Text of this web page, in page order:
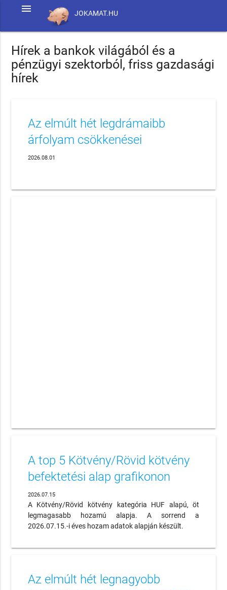
JOKAMAT.HU
menu
Hírek a bankok világából és a
pénzügyi szektorból, friss gazdasági
hírek
Az elmúlt hét legdrámaibb
árfolyam csökkenései
2026.08.01
A top 5 Kötvény/Rövid kötvény
befektetési alap grafikonon
2026.07.15
A Kötvény/Rövid kötvény kategória HUF alapú, öt
legmagasabb hozamú alapja. A sorrend a
2026.07.15.-i éves hozam adatok alapján készült.
Az elmúlt hét legnagyobb